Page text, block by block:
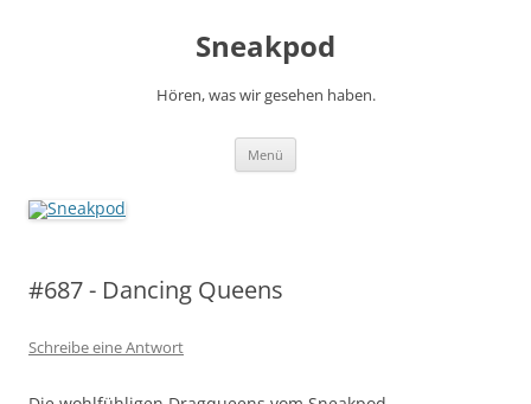
Sneakpod
Hören, was wir gesehen haben.
Menü
#687 - Dancing Queens
Schreibe eine Antwort